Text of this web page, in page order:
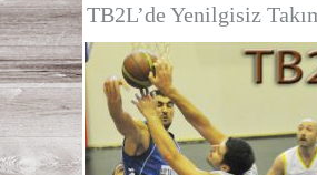
TB2L’de Yenilgisiz